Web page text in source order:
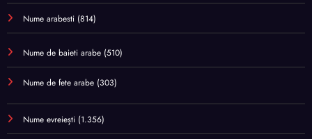
Nume arabesti (814)
Nume de baieti arabe (510)
Nume de fete arabe (303)
Nume evreiești (1.356)